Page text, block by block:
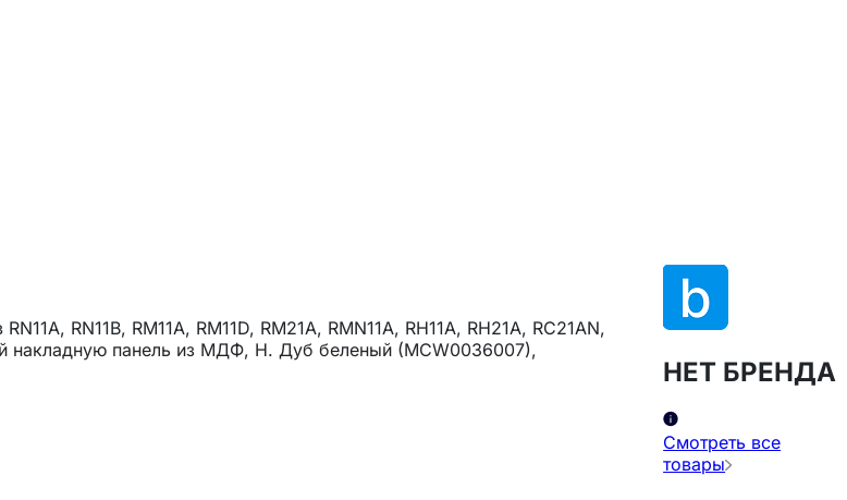
RN11B, RM11A, RM11D, RM21A, RMN11A, RН11A, RH21A, RC21AN,
накладную панель из МДФ, Н. Дуб беленый (MCW0036007),
НЕТ БРЕНДА
Смотреть все
товары